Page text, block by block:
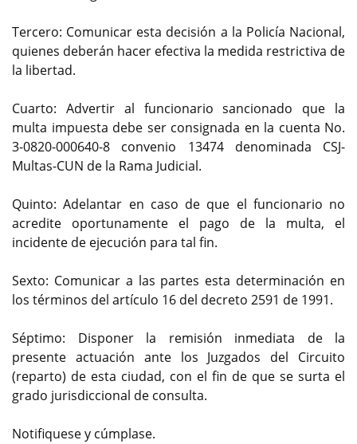
Tercero: Comunicar esta decisión a la Policía Nacional,
quienes deberán hacer efectiva la medida restrictiva de
la libertad.
Cuarto: Advertir al funcionario sancionado que la
multa impuesta debe ser consignada en la cuenta No.
3-0820-000640-8 convenio 13474 denominada CSJ-
Multas-CUN de la Rama Judicial.
Quinto: Adelantar en caso de que el funcionario no
acredite oportunamente el pago de la multa, el
incidente de ejecución para tal fin.
Sexto: Comunicar a las partes esta determinación en
los términos del artículo 16 del decreto 2591 de 1991.
Séptimo: Disponer la remisión inmediata de la
presente actuación ante los Juzgados del Circuito
(reparto) de esta ciudad, con el fin de que se surta el
grado jurisdiccional de consulta.
Notifiquese y cúmplase.